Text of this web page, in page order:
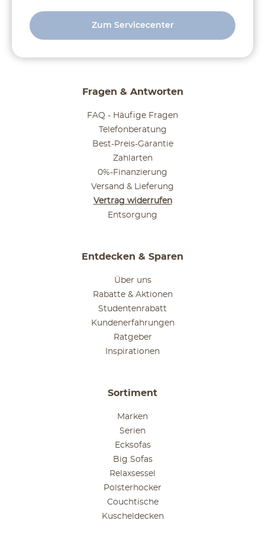
Fragen & Antworten
FAQ - Häufige Fragen
Telefonberatung
Best-Preis-Garantie
Zahlarten
0%-Finanzierung
Versand & Lieferung
Vertrag widerrufen
Entsorgung
Entdecken & Sparen
Über uns
Rabatte & Aktionen
Studentenrabatt
Kundenerfahrungen
Ratgeber
Inspirationen
Sortiment
Marken
Serien
Ecksofas
Big Sofas
Relaxsessel
Polsterhocker
Couchtische
Kuscheldecken
Zum Servicecenter